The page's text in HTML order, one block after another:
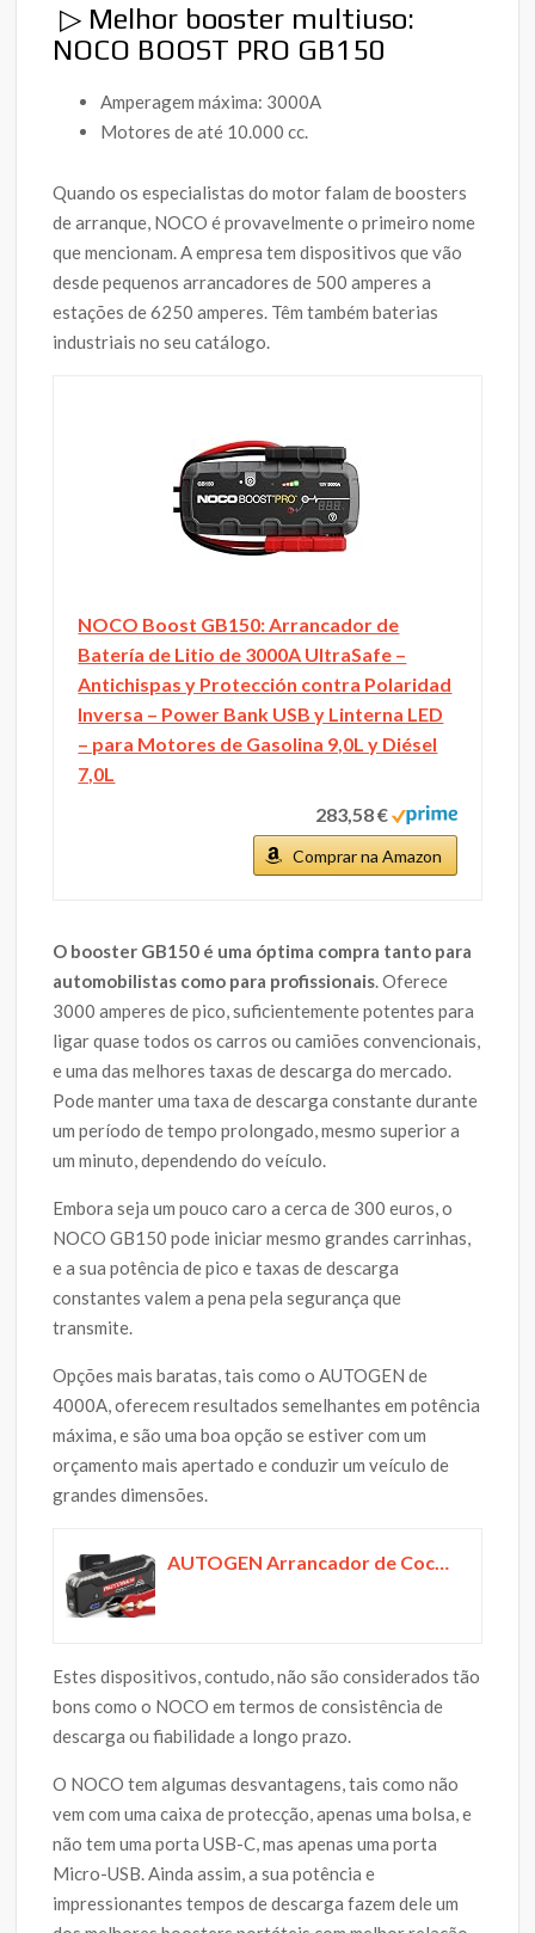
▷ Melhor booster multiuso:
NOCO BOOST PRO GB150
Amperagem máxima: 3000A
Motores de até 10.000 cc.
Quando os especialistas do motor falam de boosters
de arranque, NOCO é provavelmente o primeiro nome
que mencionam. A empresa tem dispositivos que vão
desde pequenos arrancadores de 500 amperes a
estações de 6250 amperes. Têm também baterias
industriais no seu catálogo.
NOCO Boost GB150: Arrancador de
Batería de Litio de 3000A UltraSafe –
Antichispas y Protección contra Polaridad
Inversa – Power Bank USB y Linterna LED
– para Motores de Gasolina 9,0L y Diésel
7,0L
283,58 €
Comprar na Amazon
O booster GB150 é uma óptima compra tanto para
automobilistas como para profissionais. Oferece
3000 amperes de pico, suficientemente potentes para
ligar quase todos os carros ou camiões convencionais,
e uma das melhores taxas de descarga do mercado.
Pode manter uma taxa de descarga constante durante
um período de tempo prolongado, mesmo superior a
um minuto, dependendo do veículo.
Embora seja um pouco caro a cerca de 300 euros, o
NOCO GB150 pode iniciar mesmo grandes carrinhas,
e a sua potência de pico e taxas de descarga
constantes valem a pena pela segurança que
transmite.
Opções mais baratas, tais como o AUTOGEN de
4000A, oferecem resultados semelhantes em potência
máxima, e são uma boa opção se estiver com um
orçamento mais apertado e conduzir um veículo de
grandes dimensões.
AUTOGEN Arrancador de Coches, 4500A 27000mAh (10.0L + Gasolina y Diesel), Paquete de Refuerzo de Caja de Puente de batería de Litio portátil de 12 voltios para automóviles, SUV y Camiones, QC 3.0
Estes dispositivos, contudo, não são considerados tão
bons como o NOCO em termos de consistência de
descarga ou fiabilidade a longo prazo.
O NOCO tem algumas desvantagens, tais como não
vem com uma caixa de protecção, apenas uma bolsa, e
não tem uma porta USB-C, mas apenas uma porta
Micro-USB. Ainda assim, a sua potência e
impressionantes tempos de descarga fazem dele um